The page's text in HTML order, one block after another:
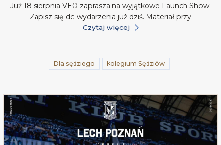
Już 18 sierpnia VEO zaprasza na wyjątkowe Launch Show.
Zapisz się do wydarzenia już dziś. Materiał przy
Czytaj więcej
Dla sędziego Kolegium Sędziów